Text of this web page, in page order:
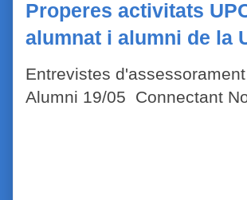
Properes activitats
alumnat i alumni de la
Entrevistes
Alumni 19/05 Connectant